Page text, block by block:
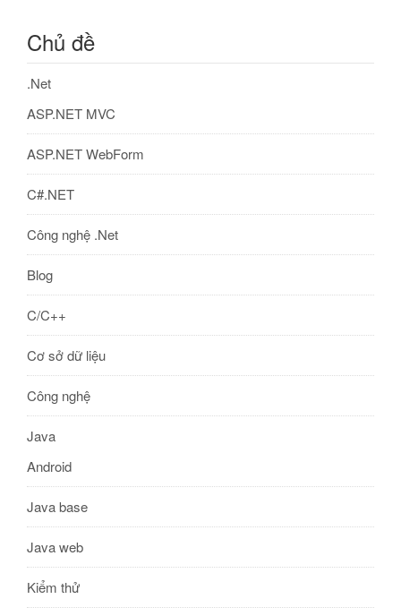
Chủ đề
.Net
ASP.NET MVC
ASP.NET WebForm
C#.NET
Công nghệ .Net
Blog
C/C++
Cơ sở dữ liệu
Công nghệ
Java
Android
Java base
Java web
Kiểm thử